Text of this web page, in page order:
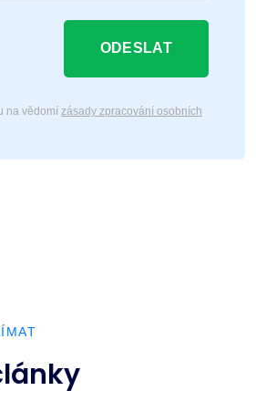
ODESLAT
na vědomí zásady zpracování osobních